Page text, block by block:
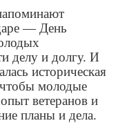
— День
делу и долгу. И
историческая
молодые
ветеранов и
планы и дела.